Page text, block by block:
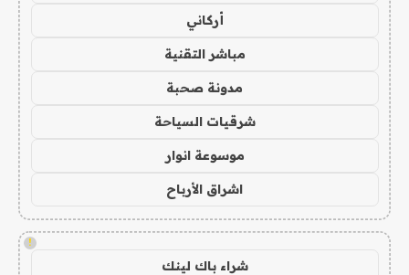
أركاني
مباشر التقنية
مدونة صحبة
شرقيات السياحة
موسوعة انوار
اشراق الأرباح
!
شراء باك لينك